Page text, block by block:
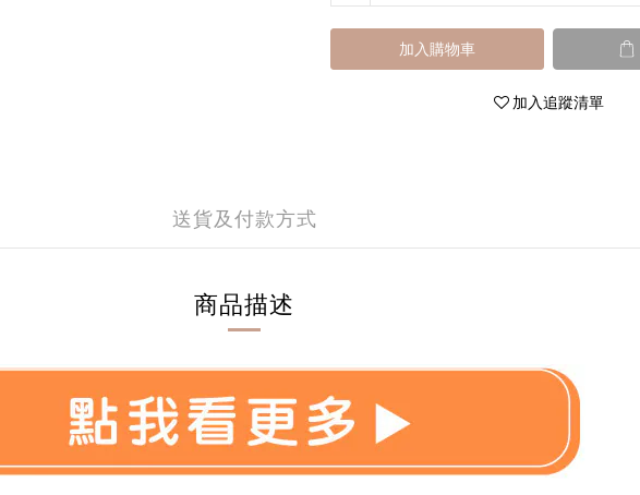
加入購物車
加入追蹤清單
送貨及付款方式
商品描述